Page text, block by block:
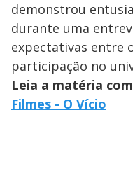
demonstrou
durante uma
expectativas entre
participação no
Leia a matéria
Filmes - O Vício